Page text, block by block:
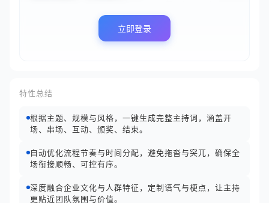
立即登录
特性总结
根据主题、规模与风格，一键生成完整主持词，涵盖开
场、串场、互动、颁奖、结束。
自动优化流程节奏与时间分配，避免拖沓与突兀，确保全
场衔接顺畅、可控有序。
深度融合企业文化与人群特征，定制语气与梗点，让主持
更贴近团队氛围与价值。